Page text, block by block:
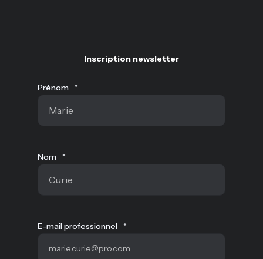
Inscription newsletter
Prénom *
Nom *
E-mail professionnel *